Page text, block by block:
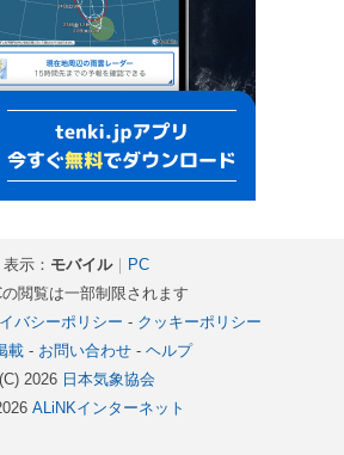
表示： モバイル｜ PC
閲覧は一部制限されます
バシーポリシー - クッキーポリシー
載- お問い合わせ- ヘルプ
(C) 2026 日本気象協会
ALiNKインターネット